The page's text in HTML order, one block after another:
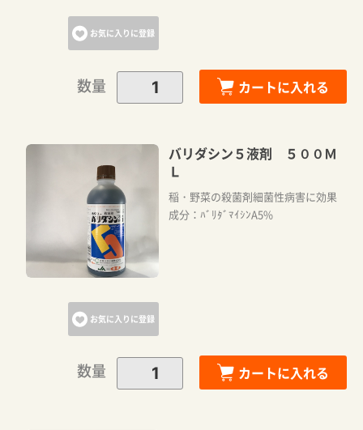
お気に入りに登録
数量 カートに入れる
お気に入りに登録
バリダシン５液剤 ５００Ｍ
Ｌ
稲・野菜の殺菌剤細菌性病害に効果
成分：ﾊﾞﾘﾀﾞﾏｲｼﾝA5%
数量 カートに入れる
カートに追加しました。